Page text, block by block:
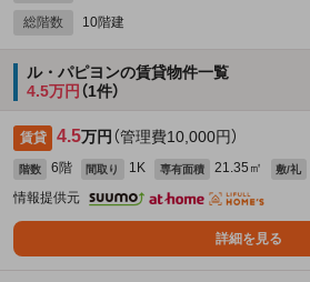
総階数 10階建
ル・パピヨンの賃貸物件一覧
4.5万円 （1件）
賃貸 4.5万円 （管理費10,000円）
階数 6階 間取り 1K 専有面積 21.35㎡ 敷/礼
情報提供元
詳細を見る